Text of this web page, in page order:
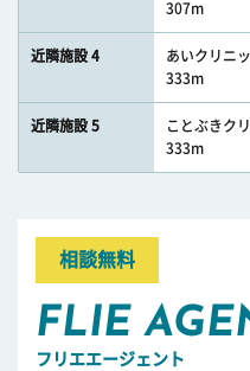
307m
近隣施設 4
あいクリニ
333m
近隣施設 5
ことぶきク
333m
相談無料
FLIE
フリエエージェント